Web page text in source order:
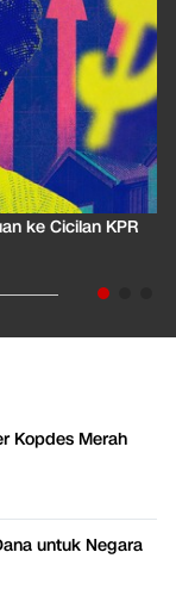
ke Cicilan KPR
Kopdes Merah
untuk Negara